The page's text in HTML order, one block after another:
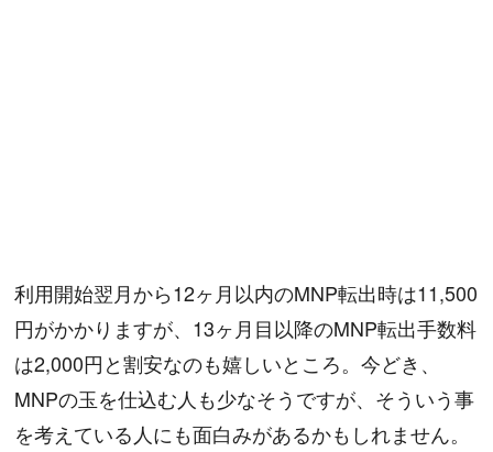
利用開始翌月から12ヶ月以内のMNP転出時は11,500
円がかかりますが、13ヶ月目以降のMNP転出手数料
は2,000円と割安なのも嬉しいところ。今どき、
MNPの玉を仕込む人も少なそうですが、そういう事
を考えている人にも面白みがあるかもしれません。